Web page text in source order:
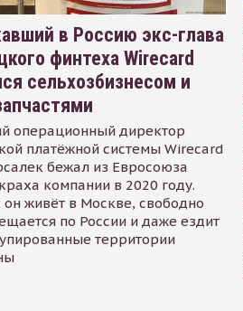
в Россию экс-глава
финтеха Wirecard
сельхозбизнесом и
операционный директор
платёжной системы Wirecard
бежал из Евросоюза
компании в 2020 году.
он живёт в Москве, свободно
по России и даже ездит
территории